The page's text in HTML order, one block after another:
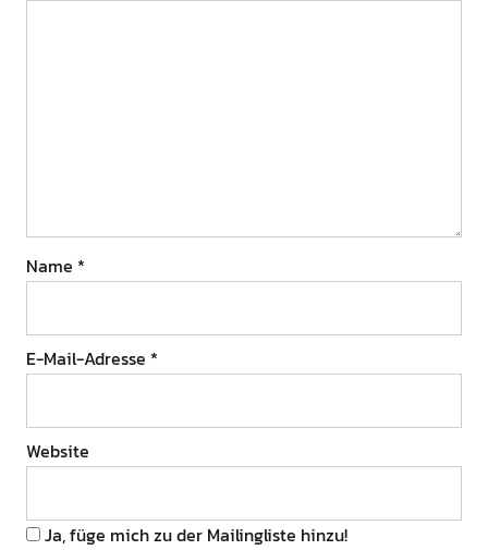
Name *
E-Mail-Adresse *
Website
Ja, füge mich zu der Mailingliste hinzu!